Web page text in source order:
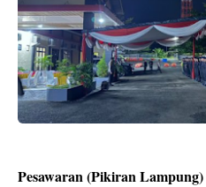
Pesawaran (Pikiran Lampung)